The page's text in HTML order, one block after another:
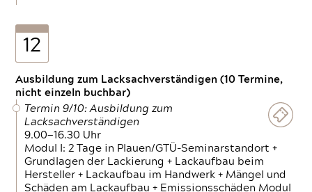
12
Ausbildung zum Lacksachverständigen (10 Termine,
nicht einzeln buchbar)
Termin 9/10: Ausbildung zum
Lacksachverständigen
9.00—16.30 Uhr
Modul I: 2 Tage in Plauen/GTÜ-Seminarstandort +
Grundlagen der Lackierung + Lackaufbau beim
Hersteller + Lackaufbau im Handwerk + Mängel und
Schäden am Lackaufbau + Emissionsschäden Modul